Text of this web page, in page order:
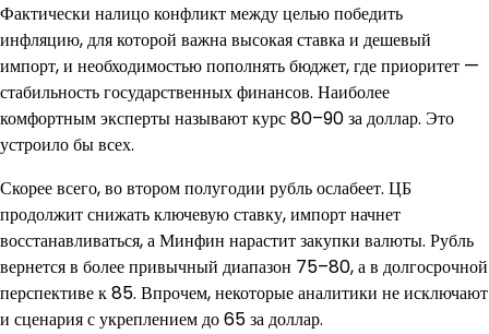
Фактически налицо конфликт между целью победить
инфляцию, для которой важна высокая ставка и дешевый
импорт, и необходимостью пополнять бюджет, где приоритет —
стабильность государственных финансов. Наиболее
комфортным эксперты называют курс 80–90 за доллар. Это
устроило бы всех.
Скорее всего, во втором полугодии рубль ослабеет. ЦБ
продолжит снижать ключевую ставку, импорт начнет
восстанавливаться, а Минфин нарастит закупки валюты. Рубль
вернется в более привычный диапазон 75–80, а в долгосрочной
перспективе к 85. Впрочем, некоторые аналитики не исключают
и сценария с укреплением до 65 за доллар.